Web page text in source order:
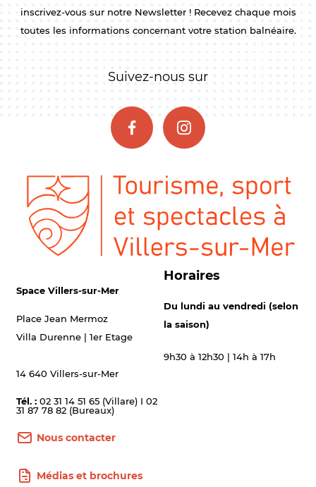
inscrivez-vous sur notre Newsletter ! Recevez chaque mois
toutes les informations concernant votre station balnéaire.
Suivez-nous sur
Space Villers-sur-Mer
Place Jean Mermoz
Villa Durenne | 1er Etage
14 640 Villers-sur-Mer
Tél. : 02 31 14 51 65 (Villare) I 02
31 87 78 82 (Bureaux)
Nous contacter
Horaires
Du lundi au vendredi (selon
la saison)
9h30 à 12h30 | 14h à 17h
Médias et brochures